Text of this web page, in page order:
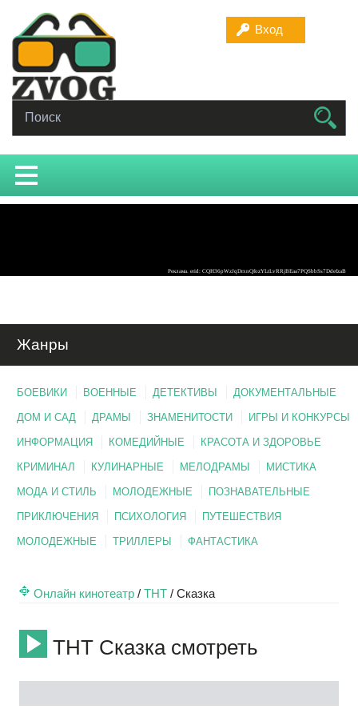
Вход
Жанры
БОЕВИКИ ВОЕННЫЕ ДЕТЕКТИВЫ ДОКУМЕНТАЛЬНЫЕ
ДОМ И САД ДРАМЫ ЗНАМЕНИТОСТИ ИГРЫ И КОНКУРСЫ
ИНФОРМАЦИЯ КОМЕДИЙНЫЕ КРАСОТА И ЗДОРОВЬЕ
КРИМИНАЛ КУЛИНАРНЫЕ МЕЛОДРАМЫ МИСТИКА
МОДА И СТИЛЬ МОЛОДЕЖНЫЕ ПОЗНАВАТЕЛЬНЫЕ
ПРИКЛЮЧЕНИЯ ПСИХОЛОГИЯ ПУТЕШЕСТВИЯ
МОЛОДЕЖНЫЕ ТРИЛЛЕРЫ ФАНТАСТИКА
Онлайн кинотеатр / ТНТ / Сказка
ТНТ Сказка смотреть